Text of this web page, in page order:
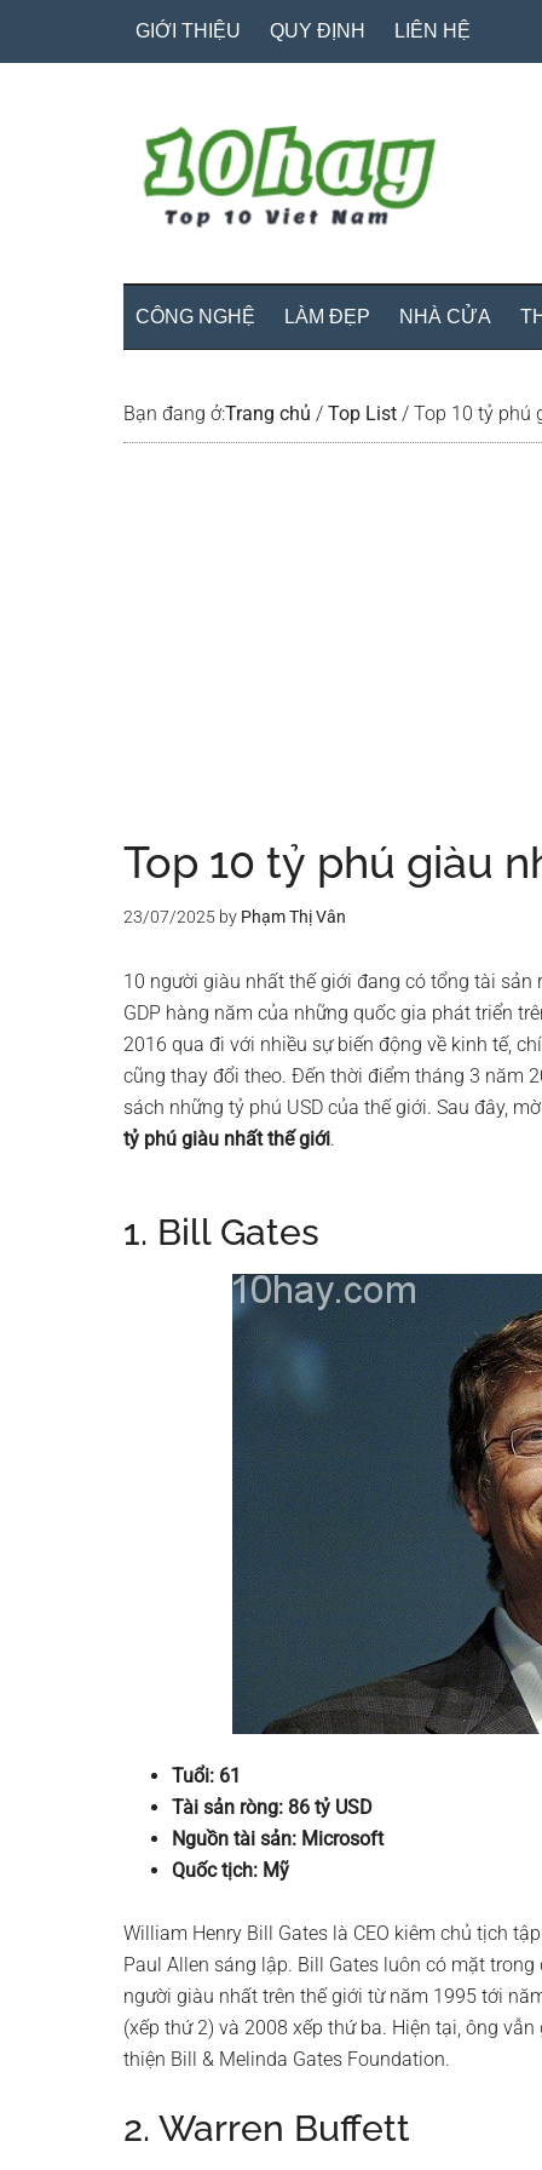
GIỚI THIỆU QUY ĐỊNH LIÊN HỆ
CÔNG NGHỆ LÀM ĐẸP NHÀ CỬA
Bạn đang ở:Trang chủ / Top List / Top 10 tỷ phú
Top 10 tỷ phú giàu
23/07/2025 by Phạm Thị Vân
10 người giàu nhất thế giới đang có tổng tài sản
GDP hàng năm của những quốc gia phát triển
2016 qua đi với nhiều sự biến động về kinh tế,
cũng thay đổi theo. Đến thời điểm tháng 3 năm
sách những tỷ phú USD của thế giới. Sau đây,
tỷ phú giàu nhất thế giới.
1. Bill Gates
Tuổi: 61
Tài sản ròng: 86 tỷ USD
Nguồn tài sản: Microsoft
Quốc tịch: Mỹ
William Henry Bill Gates là CEO kiêm chủ tịch
Paul Allen sáng lập. Bill Gates luôn có mặt
người giàu nhất trên thế giới từ năm 1995 tới
(xếp thứ 2) và 2008 xếp thứ ba. Hiện tại, ông
thiện Bill & Melinda Gates Foundation.
2. Warren Buffett